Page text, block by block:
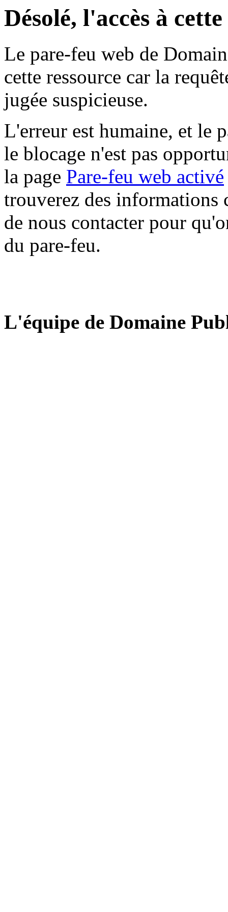
Désolé, l'accès à
Le pare-feu web de
cette ressource car la
jugée suspicieuse.
L'erreur est humaine, et le
le blocage n'est pas
la page Pare-feu web activé
trouverez des informations
de nous contacter pour
du pare-feu.
L'équipe de Domaine